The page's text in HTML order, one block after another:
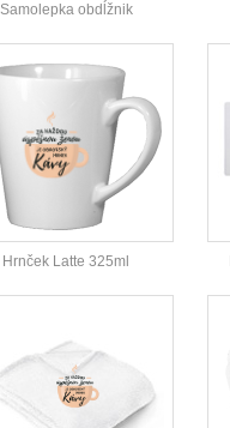
Samolepka obdĺžnik
Hrnček Latte 325ml